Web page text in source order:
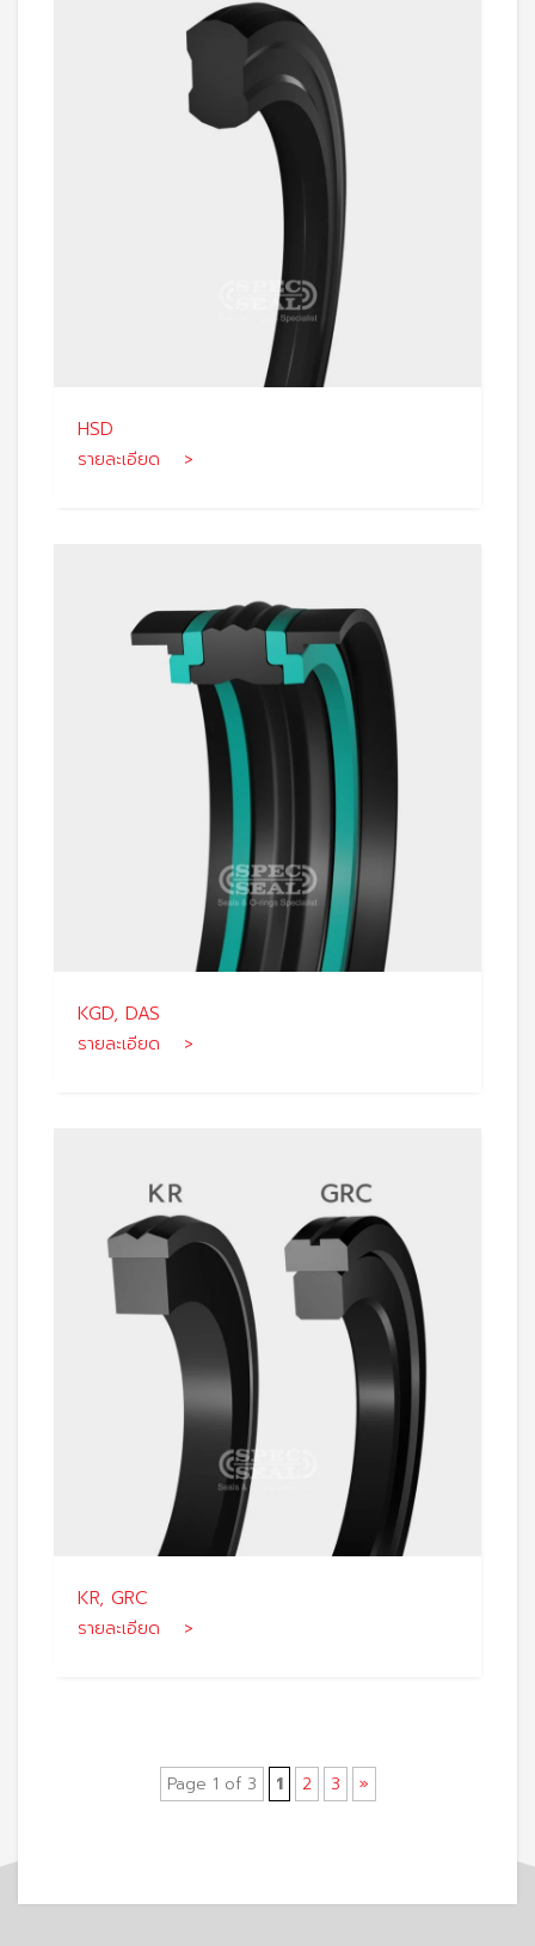
HSD
รายละเอียด >
KGD, DAS
รายละเอียด >
KR, GRC
รายละเอียด >
Page 1 of 3 1 2 3 »